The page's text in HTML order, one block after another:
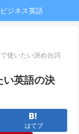
ビジネス英語
使いたい決め台詞
英語の決
はてブ